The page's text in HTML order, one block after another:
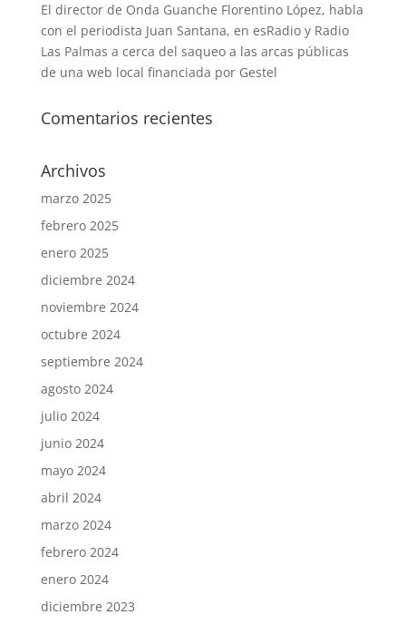
El director de Onda Guanche Florentino López, habla
con el periodista Juan Santana, en esRadio y Radio
Las Palmas a cerca del saqueo a las arcas públicas
de una web local financiada por Gestel
Comentarios recientes
Archivos
marzo 2025
febrero 2025
enero 2025
diciembre 2024
noviembre 2024
octubre 2024
septiembre 2024
agosto 2024
julio 2024
junio 2024
mayo 2024
abril 2024
marzo 2024
febrero 2024
enero 2024
diciembre 2023